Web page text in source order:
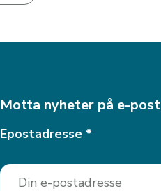
Motta nyheter på e-post
Epostadresse *